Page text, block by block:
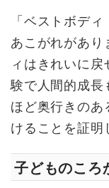
「ベストボデ
あこがれがあり
ィはきれいに
験で人間的成長
ほど奥行きのあ
けることを証明
子どものころ